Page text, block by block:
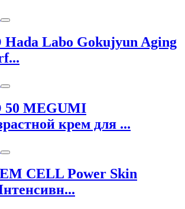
Labo Gokujyun Aging
50 MEGUMI
крем для ...
CELL Power Skin